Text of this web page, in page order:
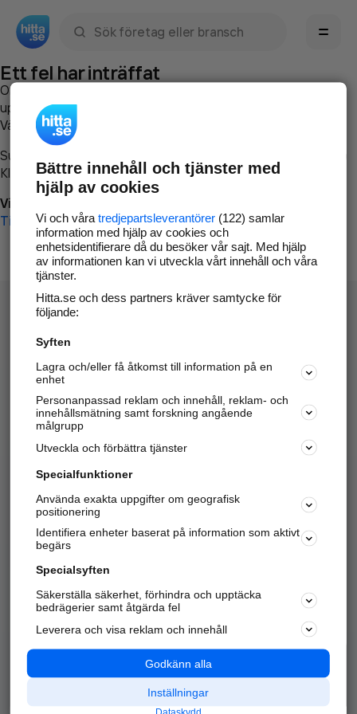
Ett fel har inträffat
Om du vill kan du
uppstod så att vi lättare och snabbare kan avhjälpa det.
Vänligen försök med följande:
Surfa till
Klicka påTillbaka-knappen i webbläsaren och försök igen
Vi beklagar besväret!
Till startsidan
Hitta.se - Gratis nummerupplysning.
Sök företag, personer och platser.
Hitta telefonnummer, adresser, företagsinfo mm.
Marknadsför företaget
Kom igång och annonsera mot
samarbetspartners nära dig.
Alla kategorier
Populära sökningar
API & Kartor
Annonsera
Integritet
Nödnummer
Bättre innehåll och tjänster med
hjälp av cookies
Vi och våra tredjepartsleverantörer(122) samlar
information med hjälp av cookies och
enhetsidentifierare då du besöker vår sajt. Med hjälp
av informationen kan vi utveckla vårt innehåll och våra
tjänster.
Hitta.se och dess partners kräver samtycke för
följande:
Syften
Lagra och/eller få åtkomst till information på en
enhet
Personanpassad reklam och innehåll, reklam- och
innehållsmätning samt forskning angående
målgrupp
Utveckla och förbättra tjänster
Specialfunktioner
Använda exakta uppgifter om geografisk
positionering
Identifiera enheter baserat på information som aktivt
begärs
Specialsyften
Säkerställa säkerhet, förhindra och upptäcka
bedrägerier samt åtgärda fel
Leverera och visa reklam och innehåll
Godkänn alla
Inställningar
Dataskydd